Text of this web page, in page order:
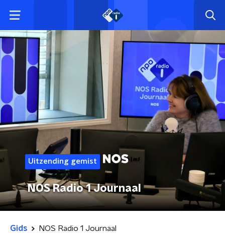
Uitzending gemist
NOS Radio 1 Journaal
Gids NOS Radio 1 Journaal